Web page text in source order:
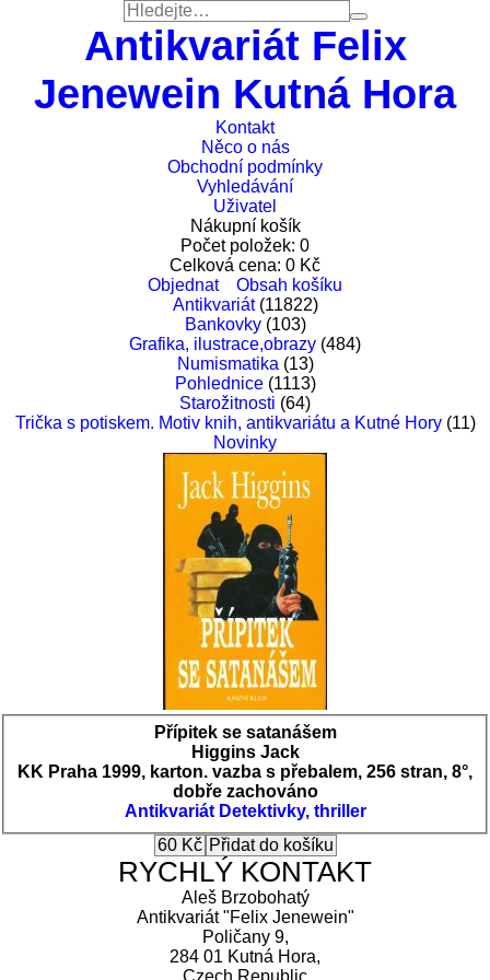
Antikvariát Felix
Jenewein Kutná Hora
Kontakt
Něco o nás
Obchodní podmínky
Vyhledávání
Uživatel
Nákupní košík
Počet položek: 0
Celková cena: 0 Kč
Objednat
Obsah košíku
Antikvariát(11822)
Bankovky(103)
Grafika, ilustrace,obrazy (484)
Numismatika (13)
Pohlednice(1113)
Starožitnosti (64)
Trička s potiskem. Motiv knih, antikvariátu a Kutné Hory(11)
Novinky
Přípitek se satanášem
Higgins Jack
KK Praha 1999, karton. vazba s přebalem, 256 stran, 8°,
dobře zachováno
Antikvariát Detektivky, thriller
RYCHLÝ KONTAKT
Aleš Brzobohatý
Antikvariát "Felix Jenewein"
Poličany 9,
284 01 Kutná Hora,
Czech Republic